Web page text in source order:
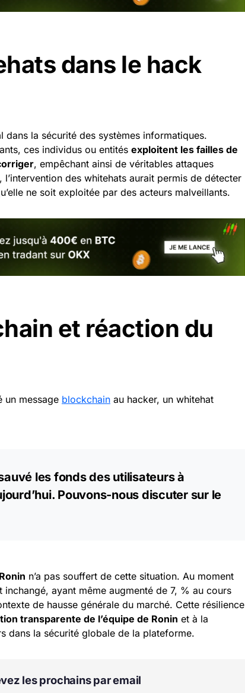
dans le hack
dans la sécurité des systèmes informatiques.
ces individus ou entités exploitent les failles de
, empêchant ainsi de véritables attaques
l’intervention des whitehats aurait permis de détecter
ne soit exploitée par des acteurs malveillants.
et réaction du
un message blockchain au hacker, un whitehat
les fonds des utilisateurs à
Pouvons-nous discuter sur le
n’a pas souffert de cette situation. Au moment
ayant même augmenté de 7, % au cours
de hausse générale du marché. Cette résilience
transparente de l’équipe de Ronin et à la
dans la sécurité globale de la plateforme.
les prochains par email